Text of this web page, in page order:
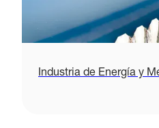
Industria de Energía y